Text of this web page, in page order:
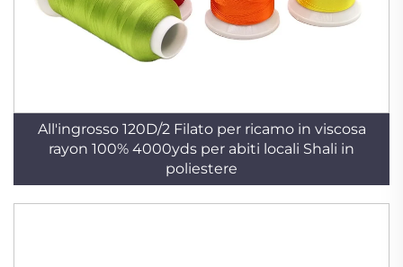
All'ingrosso 120D/2 Filato per ricamo in viscosa
rayon 100% 4000yds per abiti locali Shali in
poliestere